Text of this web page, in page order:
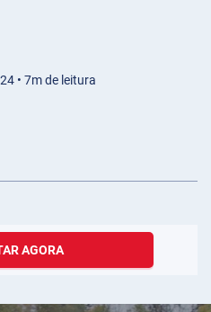
• 7m de leitura
AGORA
03, 2024